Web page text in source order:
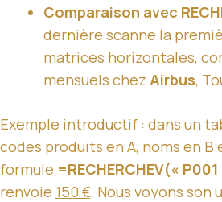
Comparaison avec
dernière scanne la
matrices horizontales,
mensuels chez Airbus,
Exemple introductif : dans un
codes produits en A, noms en B
formule =RECHERCHEV(«
renvoie 150 €. Nous voyons son